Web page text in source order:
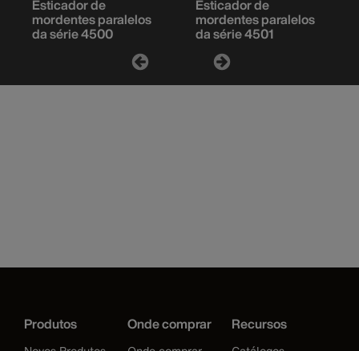
Esticador de
mordentes paralelos
da série 4500
Esticador de
mordentes paralelos
da série 4501
Produtos Onde comprar Recursos